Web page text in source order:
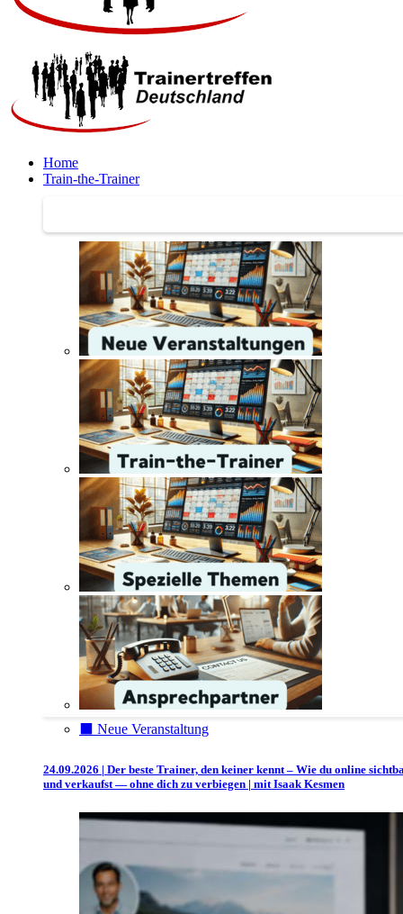
Home
Train-the-Trainer
⬛️ Neue Veranstaltung
24.09.2026 | Der beste Trainer, den keiner kennt – Wie du online
und verkaufst — ohne dich zu verbiegen | mit Isaak Kesmen